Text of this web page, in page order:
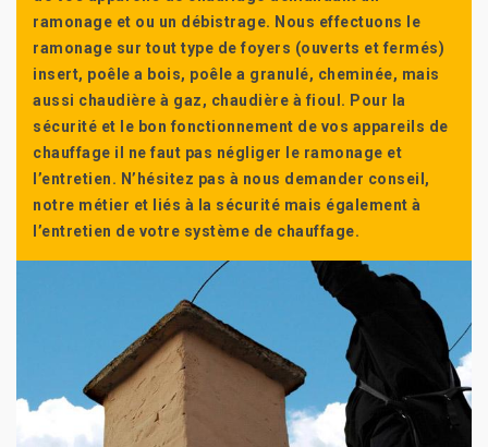
ramonage et ou un débistrage. Nous effectuons le
ramonage sur tout type de foyers (ouverts et fermés)
insert, poêle a bois, poêle a granulé, cheminée, mais
aussi chaudière à gaz, chaudière à fioul. Pour la
sécurité et le bon fonctionnement de vos appareils de
chauffage il ne faut pas négliger le ramonage et
l’entretien. N’hésitez pas à nous demander conseil,
notre métier et liés à la sécurité mais également à
l’entretien de votre système de chauffage.